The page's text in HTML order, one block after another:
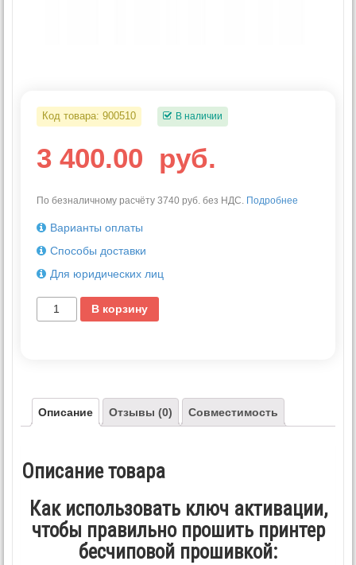
Код товара: 900510 В наличии
3 400.00 руб.
По безналичному расчёту 3740 руб. без НДС. Подробнее
Варианты оплаты
Способы доставки
Для юридических лиц
В корзину
Описание Отзывы (0) Совместимость
Описание товара
Как использовать ключ активации,
чтобы правильно прошить принтер
бесчиповой прошивкой: